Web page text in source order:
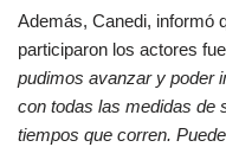
Además, Canedi, informó
participaron los actores
pudimos avanzar y poder
con todas las medidas de
tiempos que corren.